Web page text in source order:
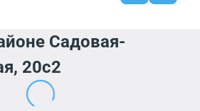
Садовая-
20с2